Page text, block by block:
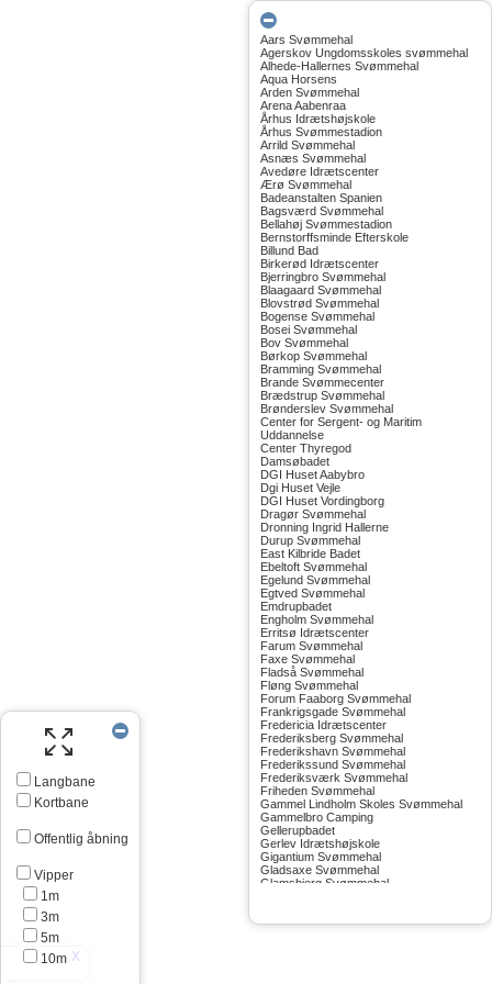
Langbane
Kortbane
Offentlig åbning
Vipper
1m
3m
5m
10m
Aars Svømmehal
Agerskov Ungdomsskoles svømmehal
Alhede-Hallernes Svømmehal
Aqua Horsens
Arden Svømmehal
Arena Aabenraa
Århus Idrætshøjskole
Århus Svømmestadion
Arrild Svømmehal
Asnæs Svømmehal
Avedøre Idrætscenter
Ærø Svømmehal
Badeanstalten Spanien
Bagsværd Svømmehal
Bellahøj Svømmestadion
Bernstorffsminde Efterskole
Billund Bad
Birkerød Idrætscenter
Bjerringbro Svømmehal
Blaagaard Svømmehal
Blovstrød Svømmehal
Bogense Svømmehal
Bosei Svømmehal
Bov Svømmehal
Børkop Svømmehal
Bramming Svømmehal
Brande Svømmecenter
Brædstrup Svømmehal
Brønderslev Svømmehal
Center for Sergent- og Maritim
Uddannelse
Center Thyregod
Damsøbadet
DGI Huset Aabybro
Dgi Huset Vejle
DGI Huset Vordingborg
Dragør Svømmehal
Dronning Ingrid Hallerne
Durup Svømmehal
East Kilbride Badet
Ebeltoft Svømmehal
Egelund Svømmehal
Egtved Svømmehal
Emdrupbadet
Engholm Svømmehal
Erritsø Idrætscenter
Farum Svømmehal
Faxe Svømmehal
Fladså Svømmehal
Fløng Svømmehal
Forum Faaborg Svømmehal
Frankrigsgade Svømmehal
Fredericia Idrætscenter
Frederiksberg Svømmehal
Frederikshavn Svømmehal
Frederikssund Svømmehal
Frederiksværk Svømmehal
Friheden Svømmehal
Gammel Lindholm Skoles Svømmehal
Gammelbro Camping
Gellerupbadet
Gerlev Idrætshøjskole
Gigantium Svømmehal
Gladsaxe Svømmehal
Glamsbjerg Svømmehal
Greve Svømmehal